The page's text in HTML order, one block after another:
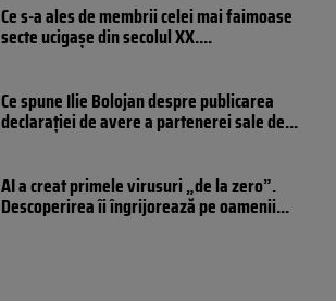
Ce s-a ales de membrii celei mai faimoase
secte ucigașe din secolul XX....
Ce spune Ilie Bolojan despre publicarea
declarației de avere a partenerei sale de...
AI a creat primele virusuri „de la zero”.
Descoperirea îi îngrijorează pe oamenii...